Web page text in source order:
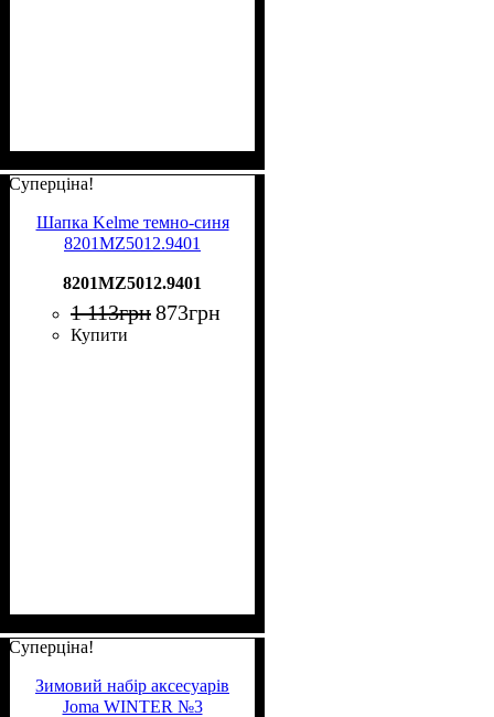
Суперціна!
Шапка Kelme темно-синя
8201MZ5012.9401
8201MZ5012.9401
1 113грн873грн
Купити
Суперціна!
Зимовий набір аксесуарів
Joma WINTER №3